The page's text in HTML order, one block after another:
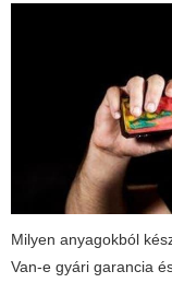
Milyen anyagokból
Van-e gyári garancia